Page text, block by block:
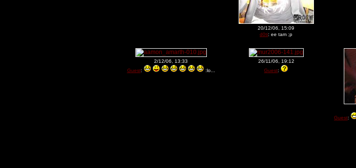
20/12/06, 15:09
d0ti: ee tam ;p
2/12/06, 13:33
Guest: :lo...
26/11/06, 19:12
Guest:
Guest: